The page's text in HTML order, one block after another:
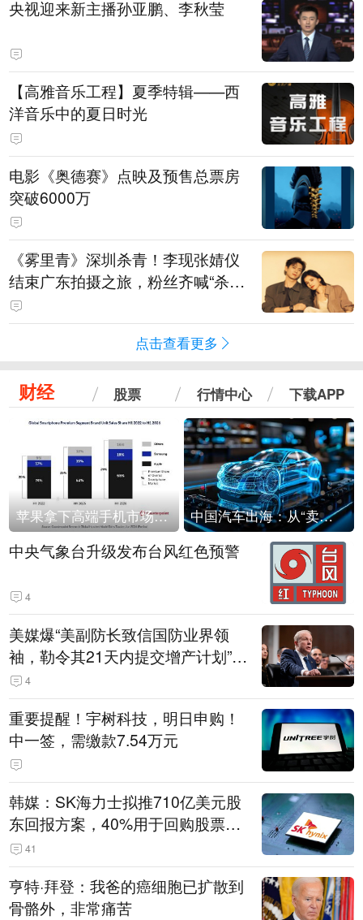
央视迎来新主播孙亚鹏、李秋莹
【高雅音乐工程】夏季特辑——西
洋音乐中的夏日时光
电影《奥德赛》点映及预售总票房
突破6000万
《雾里青》深圳杀青！李现张婧仪
结束广东拍摄之旅，粉丝齐喊“杀青
快乐”
点击查看更多
财经 股票 行情中心 下载APP
苹果拿下高端手机市场65%的份额：iPhone 17系列功不可没 中国汽车出海：从“卖出去”到“走进去”
中央气象台升级发布台风红色预警
4
美媒爆“美副防长致信国防业界领
袖，勒令其21天内提交增产计划”，
五角大楼回应
4
重要提醒！宇树科技，明日申购！
中一签，需缴款7.54万元
韩媒：SK海力士拟推710亿美元股
东回报方案，40%用于回购股票，
相当于美股发行规模
41
亨特·拜登：我爸的癌细胞已扩散到
骨骼外，非常痛苦